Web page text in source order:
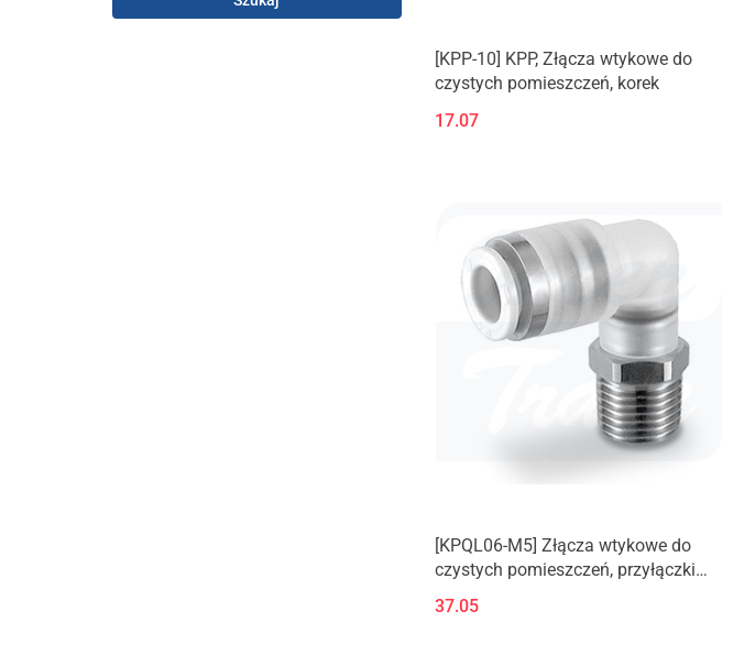
[KPP-10] KPP, Złącza wtykowe do
czystych pomieszczeń, korek
17.07
[KPQL06-M5] Złącza wtykowe do
czystych pomieszczeń, przyłączki
złączki kątowe
37.05